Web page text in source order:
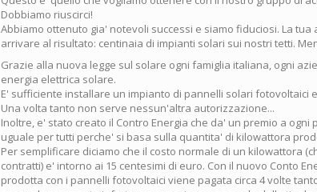
Dobbiamo riuscirci!
Abbiamo ottenuto gia' notevoli successi e siamo fiduciosi. La
arrivare al risultato: centinaia di impianti solari sui nostri tetti.
Grazie alla nuova legge sul solare ogni famiglia italiana, ogni
energia elettrica solare.
E' sufficiente installare un impianto di pannelli solari fotovoltaici
Una volta tanto non serve nessun'altra autorizzazione...
Inoltre, e' stato creato il Contro Energia che da' un premio a
uguale per tutti perche' si basa sulla quantita' di kilowattora
Per semplificare diciamo che il costo normale di un kilowattora
contratti) e' intorno ai 15 centesimi di euro. Con il nuovo Conto
prodotta con i pannelli fotovoltaici viene pagata circa 4 volte